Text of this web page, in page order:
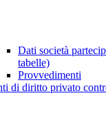
Dati società
tabelle)
Provvedimenti
di diritto privato